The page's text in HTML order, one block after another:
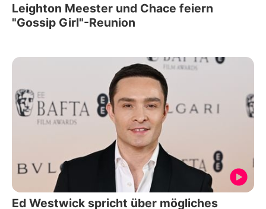
Leighton Meester und Chace feiern
"Gossip Girl"-Reunion
Ed Westwick spricht über mögliches